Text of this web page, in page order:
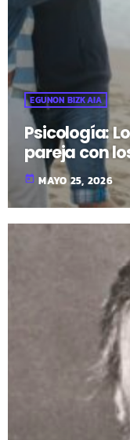
EGUNON BIZKAIA
Psicología:
pareja con
today MAYO 25, 2026